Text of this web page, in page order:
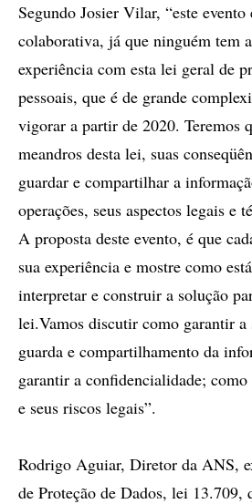
Segundo Josier Vilar, “este evento
colaborativa, já que ninguém tem
experiência com esta lei geral de
pessoais, que é de grande
vigorar a partir de 2020. Teremos
meandros desta lei, suas
guardar e compartilhar a
operações, seus aspectos legais e
A proposta deste evento, é que
sua experiência e mostre como
interpretar e construir a solução
lei.Vamos discutir como garantir a
guarda e compartilhamento da
garantir a confidencialidade;
e seus riscos legais”.
Rodrigo Aguiar, Diretor da ANS,
de Proteção de Dados, lei 13.709,